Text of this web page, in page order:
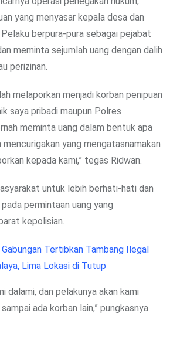
yang menyasar kepala desa dan
berpura-pura sebagai pejabat
meminta sejumlah uang dengan dalih
perizinan.
melaporkan menjadi korban penipuan
saya pribadi maupun Polres
meminta uang dalam bentuk apa
yang mengatasnamakan
kepada kami,” tegas Ridwan.
untuk lebih berhati-hati dan
permintaan uang yang
kepolisian.
Tertibkan Tambang Ilegal
Lima Lokasi di Tutup
dalami, dan pelakunya akan kami
ada korban lain,” pungkasnya.